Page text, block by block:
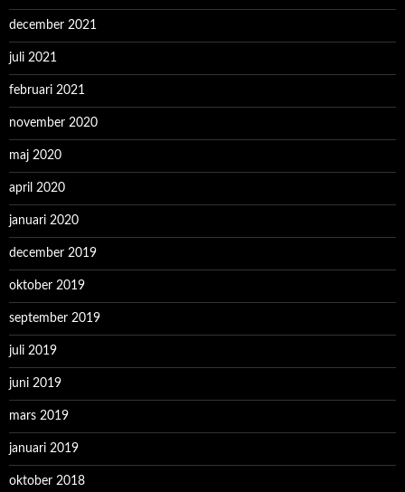
december 2021
juli 2021
februari 2021
november 2020
maj 2020
april 2020
januari 2020
december 2019
oktober 2019
september 2019
juli 2019
juni 2019
mars 2019
januari 2019
oktober 2018